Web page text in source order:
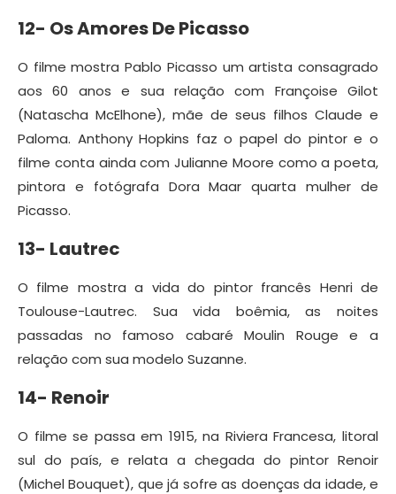
12- Os Amores De Picasso
O filme mostra Pablo Picasso um artista consagrado
aos 60 anos e sua relação com Françoise Gilot
(Natascha McElhone), mãe de seus filhos Claude e
Paloma. Anthony Hopkins faz o papel do pintor e o
filme conta ainda com Julianne Moore como a poeta,
pintora e fotógrafa Dora Maar quarta mulher de
Picasso.
13- Lautrec
O filme mostra a vida do pintor francês Henri de
Toulouse-Lautrec. Sua vida boêmia, as noites
passadas no famoso cabaré Moulin Rouge e a
relação com sua modelo Suzanne.
14- Renoir
O filme se passa em 1915, na Riviera Francesa, litoral
sul do país, e relata a chegada do pintor Renoir
(Michel Bouquet), que já sofre as doenças da idade, e